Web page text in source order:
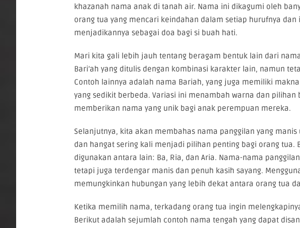
khazanah nama anak di tanah air. Nama ini dikagumi oleh
orang tua yang mencari keindahan dalam setiap hurufnya dan
menjadikannya sebagai doa bagi si buah hati.
Mari kita gali lebih jauh tentang beragam bentuk lain dari
Bari’ah yang ditulis dengan kombinasi karakter lain, namun
Contoh lainnya adalah nama Bariah, yang juga memiliki
yang sedikit berbeda. Variasi ini menambah warna dan pilihan
memberikan nama yang unik bagi anak perempuan mereka.
Selanjutnya, kita akan membahas nama panggilan yang manis
dan hangat sering kali menjadi pilihan penting bagi orang tua.
digunakan antara lain: Ba, Ria, dan Aria. Nama-nama
tetapi juga terdengar manis dan penuh kasih sayang.
memungkinkan hubungan yang lebih dekat antara orang tua
Ketika memilih nama, terkadang orang tua ingin
Berikut adalah sejumlah contoh nama tengah yang dapat